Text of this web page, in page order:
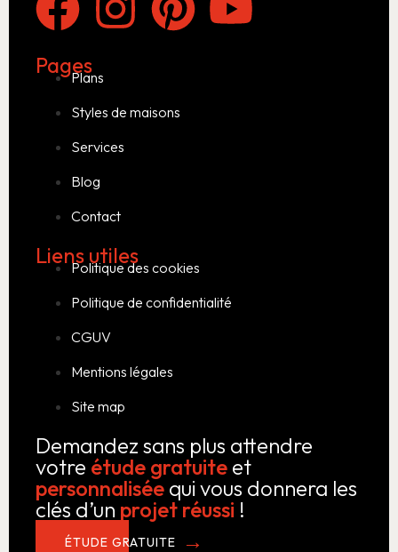
Pages
Plans
Styles de maisons
Services
Blog
Contact
Liens utiles
Politique des cookies
Politique de confidentialité
CGUV
Mentions légales
Site map
Demandez sans plus attendre
votre étude gratuite et
personnalisée qui vous donnera les
clés d’un projet réussi !
ÉTUDE GRATUITE